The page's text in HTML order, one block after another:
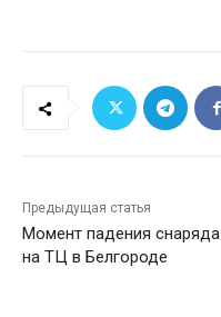
Предыдущая статья
Момент падения снаряда
на ТЦ в Белгороде